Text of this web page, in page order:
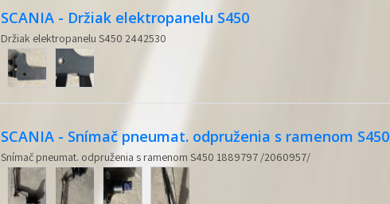
SCANIA - Držiak elektropanelu S450
Držiak elektropanelu S450 2442530
SCANIA - Snímač pneumat. odpruženia s ramenom S450
Snímač pneumat. odpruženia s ramenom S450 1889797 /2060957/